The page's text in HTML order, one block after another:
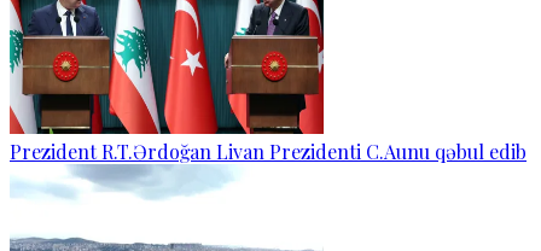
Prezident R.T.Ərdoğan Livan Prezidenti C.Aunu qəbul edib